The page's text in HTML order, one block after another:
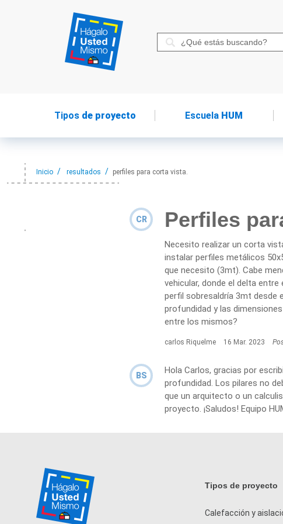
Tipos de proyecto Escuela HUM
Inicio resultados perfiles para corta vista.
CR Perfiles
Necesito realizar un corta
instalar perfiles metálicos
que necesito (3mt). Cabe
vehicular, donde el delta
perfil sobresaldría 3mt desde
profundidad y las
entre los mismos?
carlos Riquelme 16 Mar. 2023
BS
Hola Carlos, gracias por
profundidad. Los pilares no
que un arquitecto o un
proyecto. ¡Saludos! Equipo
Tipos de proyecto
Calefacción y